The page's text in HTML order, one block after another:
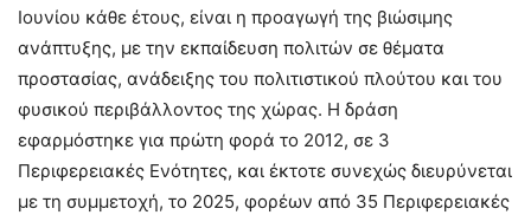
Ιουνίου κάθε έτους, είναι η προαγωγή της βιώσιμης
ανάπτυξης, με την εκπαίδευση πολιτών σε θέματα
προστασίας, ανάδειξης του πολιτιστικού πλούτου και του
φυσικού περιβάλλοντος της χώρας. Η δράση
εφαρμόστηκε για πρώτη φορά το 2012, σε 3
Περιφερειακές Ενότητες, και έκτοτε συνεχώς διευρύνεται
με τη συμμετοχή, το 2025, φορέων από 35 Περιφερειακές